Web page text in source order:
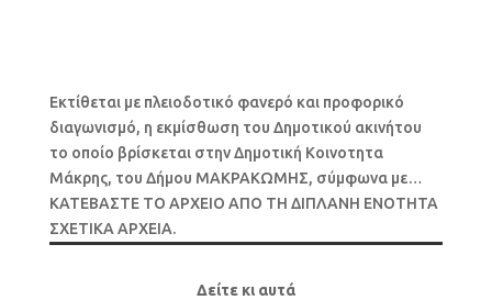
Εκτίθεται με πλειοδοτικό φανερό και προφορικό
διαγωνισμό, η εκμίσθωση του Δημοτικού ακινήτου
το οποίο βρίσκεται στην Δημοτική Κοινοτητα
Μάκρης, του Δήμου ΜΑΚΡΑΚΩΜΗΣ, σύμφωνα με…
ΚΑΤΕΒΑΣΤΕ ΤΟ ΑΡΧΕΙΟ ΑΠΟ ΤΗ ΔΙΠΛΑΝΗ ΕΝΟΤΗΤΑ
ΣΧΕΤΙΚΑ ΑΡΧΕΙΑ.
Δείτε κι αυτά